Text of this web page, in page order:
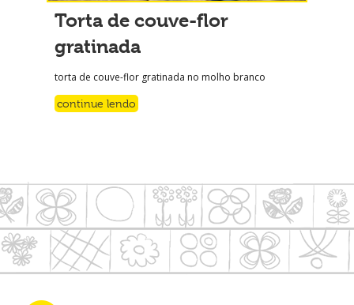
Torta de couve-flor
gratinada
torta de couve-flor gratinada no molho branco
continue lendo